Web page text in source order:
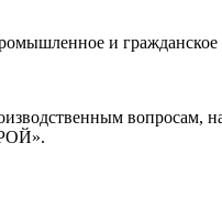
и гражданское
вопросам,